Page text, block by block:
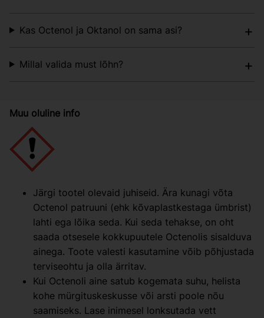
Kas Octenol ja Oktanol on sama asi?
Millal valida must lõhn?
Muu oluline info
Järgi tootel olevaid juhiseid. Ära kunagi võta
Octenol patruuni (ehk kõvaplastkestaga ümbrist)
lahti ega lõika seda. Kui seda tehakse, on oht
saada otsesele kokkupuutele Octenolis sisalduva
ainega. Toote valesti kasutamine võib põhjustada
terviseohtu ja olla ärritav.
Kui Octenoli aine satub kogemata suhu, helista
kohe mürgituskeskusse või arsti poole nõu
saamiseks. Lase inimesel lonksutada vett